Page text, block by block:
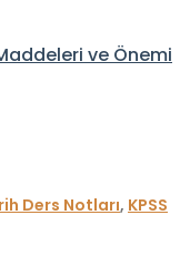
ve Önemi
Ders Notları, KPSS